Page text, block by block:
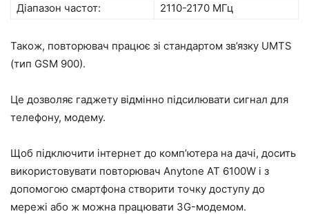
Діапазон частот:
2110-2170 МГц
Також, повторювач працює зі стандартом зв’язку UMTS
(тип GSM 900).
Це дозволяє гаджету відмінно підсилювати сигнал для
телефону, модему.
Щоб підключити інтернет до комп’ютера на дачі, досить
використовувати повторювач Anytone AT 6100W і з
допомогою смартфона створити точку доступу до
мережі або ж можна працювати 3G-модемом.